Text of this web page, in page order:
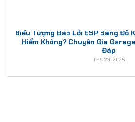
Biểu Tượng Báo Lỗi ESP Sáng Đỏ
Hiểm Không? Chuyên Gia
Đáp
Th9 23, 2025